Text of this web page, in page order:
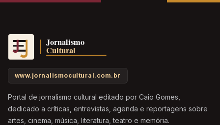
www.jornalismocultural.com.br
Portal de jornalismo cultural editado por Caio Gomes,
dedicado a críticas, entrevistas, agenda e reportagens sobre
artes, cinema, música, literatura, teatro e memória.